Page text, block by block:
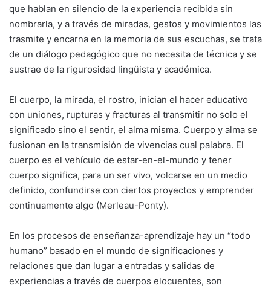
que hablan en silencio de la experiencia recibida sin
nombrarla, y a través de miradas, gestos y movimientos las
trasmite y encarna en la memoria de sus escuchas, se trata
de un diálogo pedagógico que no necesita de técnica y se
sustrae de la rigurosidad lingüista y académica.
El cuerpo, la mirada, el rostro, inician el hacer educativo
con uniones, rupturas y fracturas al transmitir no solo el
significado sino el sentir, el alma misma. Cuerpo y alma se
fusionan en la transmisión de vivencias cual palabra. El
cuerpo es el vehículo de estar-en-el-mundo y tener
cuerpo significa, para un ser vivo, volcarse en un medio
definido, confundirse con ciertos proyectos y emprender
continuamente algo (Merleau-Ponty).
En los procesos de enseñanza-aprendizaje hay un “todo
humano” basado en el mundo de significaciones y
relaciones que dan lugar a entradas y salidas de
experiencias a través de cuerpos elocuentes, son